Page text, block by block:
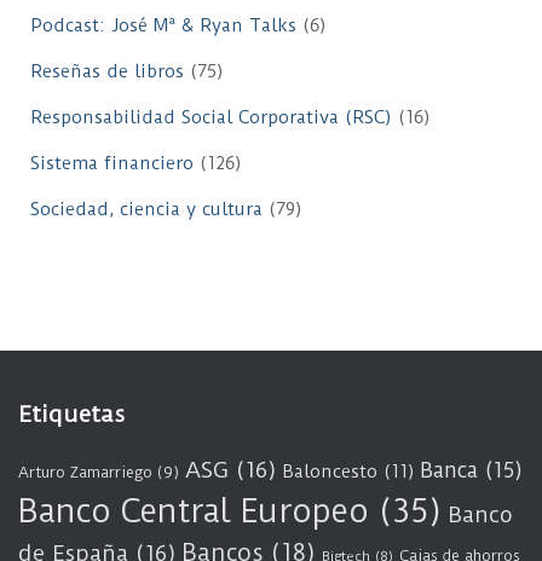
Podcast: José Mª & Ryan Talks (6)
Reseñas de libros (75)
Responsabilidad Social Corporativa (RSC) (16)
Sistema financiero (126)
Sociedad, ciencia y cultura (79)
Etiquetas
Arturo Zamarriego (9) ASG (16) Baloncesto (11) Banca (15)
Banco Central Europeo (35) Banco
de España (16) Bancos (18) Bigtech (8) Cajas de ahorros